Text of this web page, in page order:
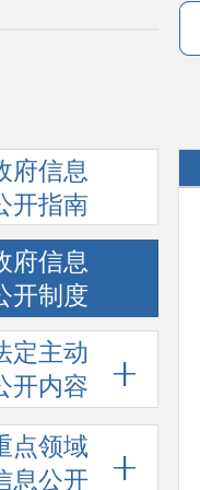
府信息
开指南
府信息
开制度
定主动
开内容
点领域
息公开